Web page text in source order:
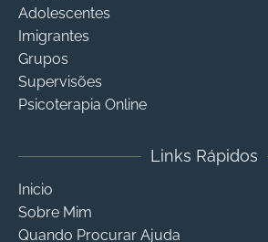
Adolescentes
Imigrantes
Grupos
Supervisões
Psicoterapia Online
Links Rápidos
Inicio
Sobre Mim
Quando Procurar Ajuda